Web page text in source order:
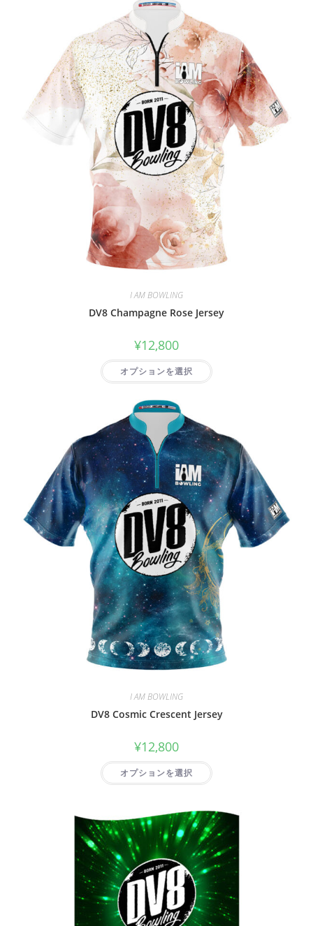
I AM BOWLING
DV8 Champagne Rose Jersey
¥12,800
オプションを選択
I AM BOWLING
DV8 Cosmic Crescent Jersey
¥12,800
オプションを選択